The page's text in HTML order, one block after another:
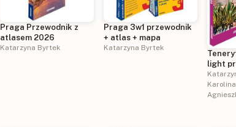
Praga Przewodnik z
atlasem 2026
Katarzyna Byrtek
Praga 3w1 przewodnik
+ atlas + mapa
Katarzyna Byrtek
light
mapa